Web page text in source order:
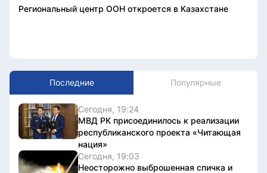
Региональный центр ООН откроется в Казахстане
Последние Популярные
Сегодня, 19:24
МВД РК присоединилось к реализации
республиканского проекта «Читающая
нация»
Сегодня, 19:03
Неосторожно выброшенная спичка и